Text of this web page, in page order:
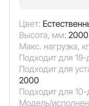
Цвет:
Высота, мм: 2000
Макс. нагрузка,
Подходит для
Подходит для
2000
Подходит для
Модель/